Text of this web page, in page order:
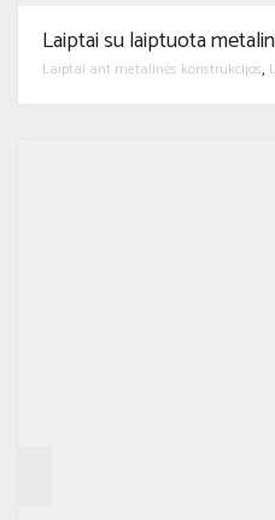
Laiptai su laiptuota
Laiptai ant metalinės konstrukcijos,